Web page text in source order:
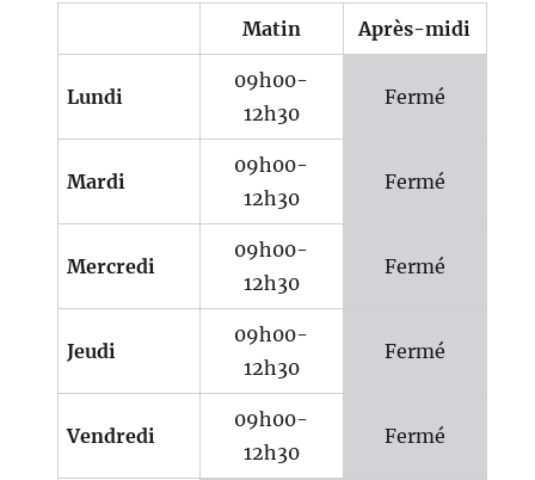
Matin
Après-midi
Lundi
09h00-
12h30
Fermé
Mardi
09h00-
12h30
Fermé
Mercredi
09h00-
12h30
Fermé
Jeudi
09h00-
12h30
Fermé
Vendredi
09h00-
12h30
Fermé